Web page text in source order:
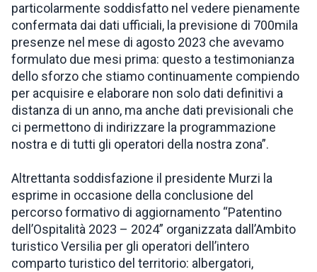
particolarmente soddisfatto nel vedere pienamente
confermata dai dati ufficiali, la previsione di 700mila
presenze nel mese di agosto 2023 che avevamo
formulato due mesi prima: questo a testimonianza
dello sforzo che stiamo continuamente compiendo
per acquisire e elaborare non solo dati definitivi a
distanza di un anno, ma anche dati previsionali che
ci permettono di indirizzare la programmazione
nostra e di tutti gli operatori della nostra zona”.
Altrettanta soddisfazione il presidente Murzi la
esprime in occasione della conclusione del
percorso formativo di aggiornamento “Patentino
dell’Ospitalità 2023 – 2024” organizzata dall’Ambito
turistico Versilia per gli operatori dell’intero
comparto turistico del territorio: albergatori,